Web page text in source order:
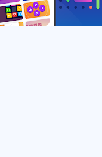
Fähigkeiten zur
Ihnen ein tägliches